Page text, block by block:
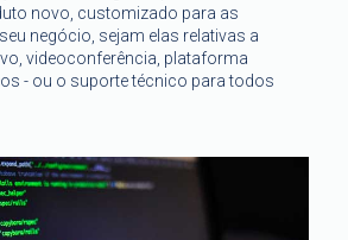
novo, customizado para as
negócio, sejam elas relativas a
videoconferência, plataforma
- ou o suporte técnico para todos